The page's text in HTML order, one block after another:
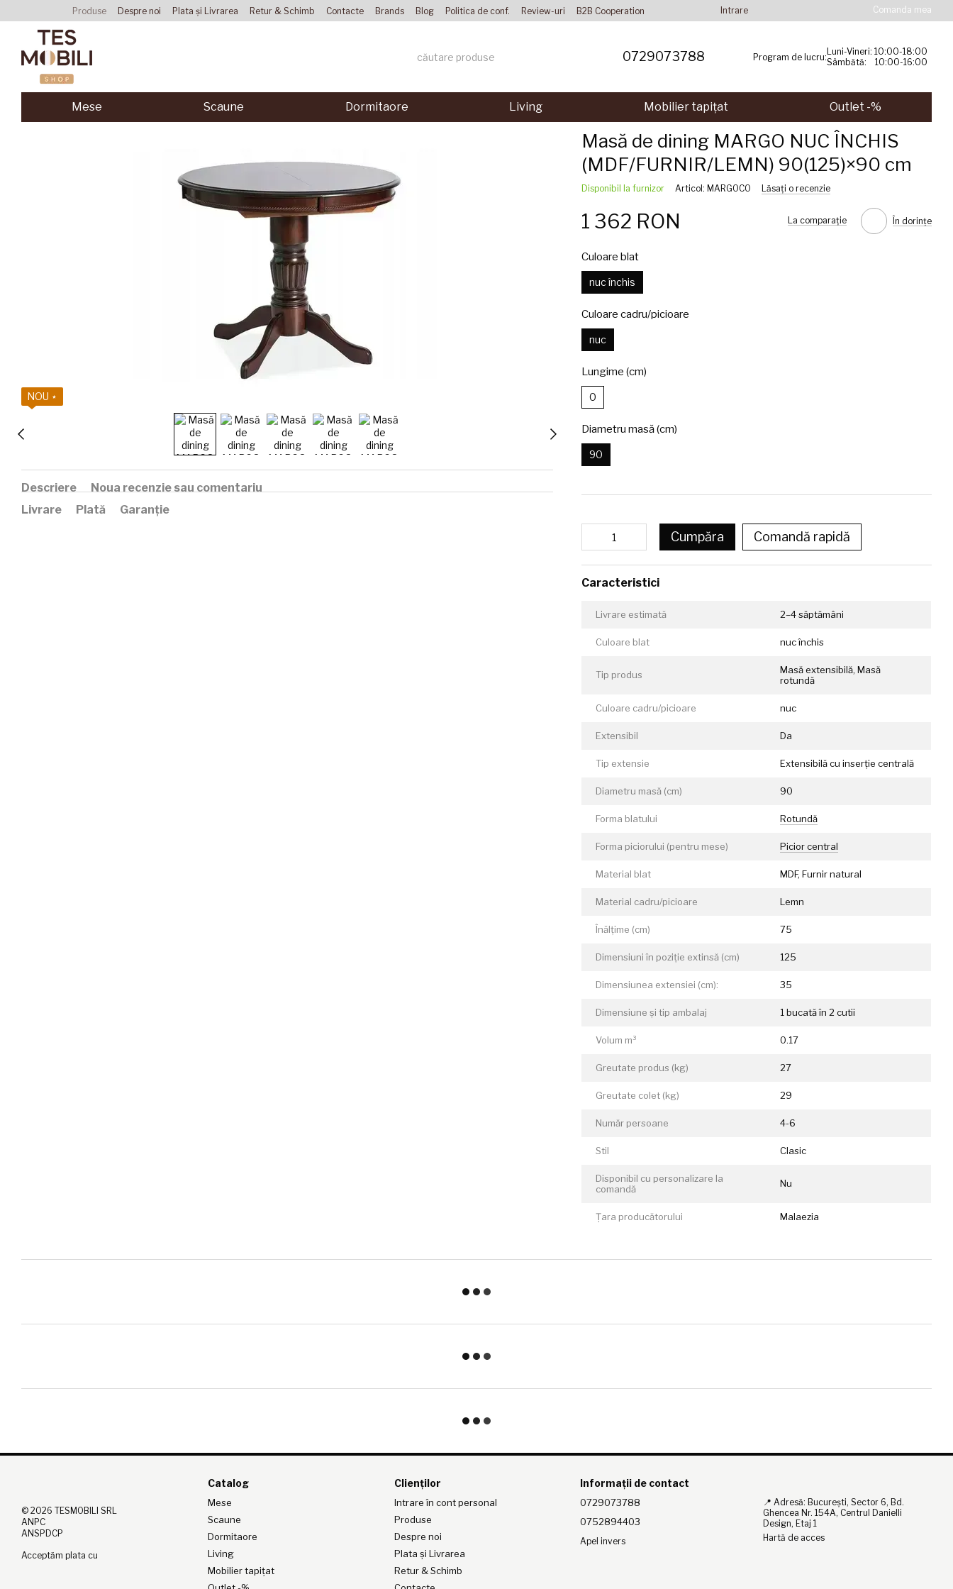
Mergi la conținutul principal
Produse Despre noi Plata și Livrarea Retur & Schimb Contacte Brands Blog Politica de conf. Review-uri
B2B Cooperation
Acordul utilizatorului
Intrare Comanda mea
0729073788 Program de lucru: Luni-Vineri: 10:00-18:00
Sâmbătă: 10:00-16:00
Mese Scaune Dormitaore Living Mobilier tapițat Outlet -%
NOU ⋆
Descriere
Noua recenzie sau comentariu
Livrare
Plată Garanție
Masă de dining MARGO NUC ÎNCHIS
(MDF/FURNIR/LEMN) 90(125)×90 cm
Disponibil la furnizor Articol: MARGOCO Lăsați o recenzie
1 362 RON La comparație În dorințe
Culoare blat
nuc închis
Culoare cadru/picioare
nuc
Lungime (cm)
0
Diametru masă (cm)
90
Cumpăra Comandă rapidă
Caracteristici
Livrare estimată 2–4 săptămâni
Culoare blat nuc închis
Tip produs
Masă extensibilă, Masă
rotundă
Culoare cadru/picioare nuc
Extensibil Da
Tip extensie Extensibilă cu inserție centrală
Diametru masă (cm) 90
Forma blatului Rotundă
Forma piciorului (pentru mese) Picior central
Material blat MDF, Furnir natural
Material cadru/picioare Lemn
Înălțime (cm) 75
Dimensiuni în poziție extinsă (cm) 125
Dimensiunea extensiei (cm): 35
Dimensiune și tip ambalaj 1 bucată în 2 cutii
Volum m³ 0.17
Greutate produs (kg) 27
Greutate colet (kg) 29
Număr persoane 4-6
Stil Clasic
Disponibil cu personalizare la
comandă
Nu
Țara producătorului Malaezia
© 2026 TESMOBILI SRL
ANPC
ANSPDCP
Acceptăm plata cu
Catalog
Mese
Scaune
Dormitaore
Living
Mobilier tapițat
Clienților
Intrare în cont personal
Produse
Despre noi
Plata și Livrarea
Retur & Schimb
Informații de contact
0729073788
0752894403
Apel invers
📍 Adresă: București, Sector 6, Bd.
Ghencea Nr. 154A, Centrul Danielli
Design, Etaj 1
Hartă de acces